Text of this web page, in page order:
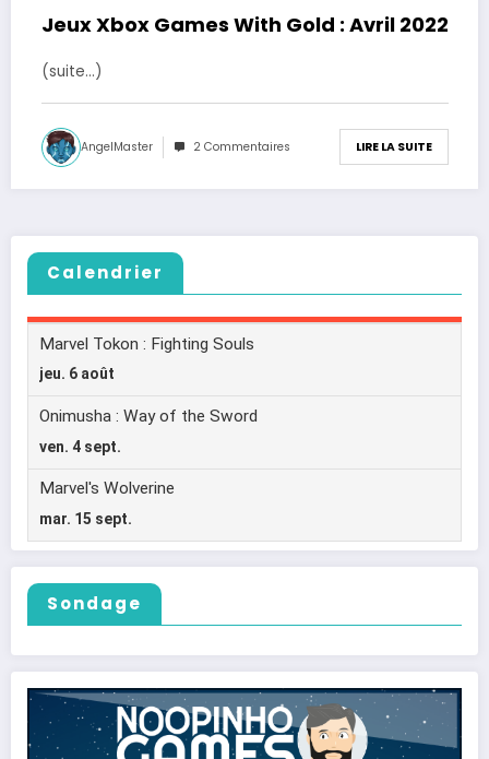
Jeux Xbox Games With Gold : Avril 2022
(suite…)
AngelMaster 2 Commentaires LIRE LA SUITE
Calendrier
Sondage